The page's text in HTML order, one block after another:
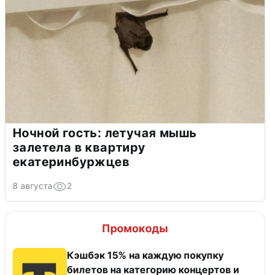
Ночной гость: летучая мышь
залетела в квартиру
екатеринбуржцев
8 августа 2
Промокоды
Кэшбэк 15% на каждую покупку
билетов на категорию концертов и